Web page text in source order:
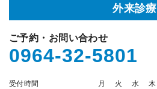
外来診療
ご予約・お問い合わせ
0964-32-5801
受付時間 月 火 水 木